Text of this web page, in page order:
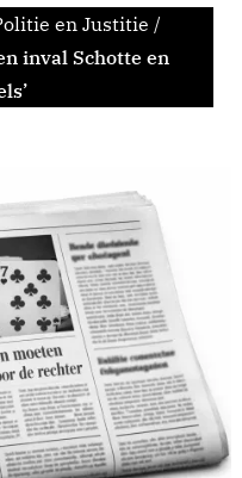
en Justitie /
inval Schotte en